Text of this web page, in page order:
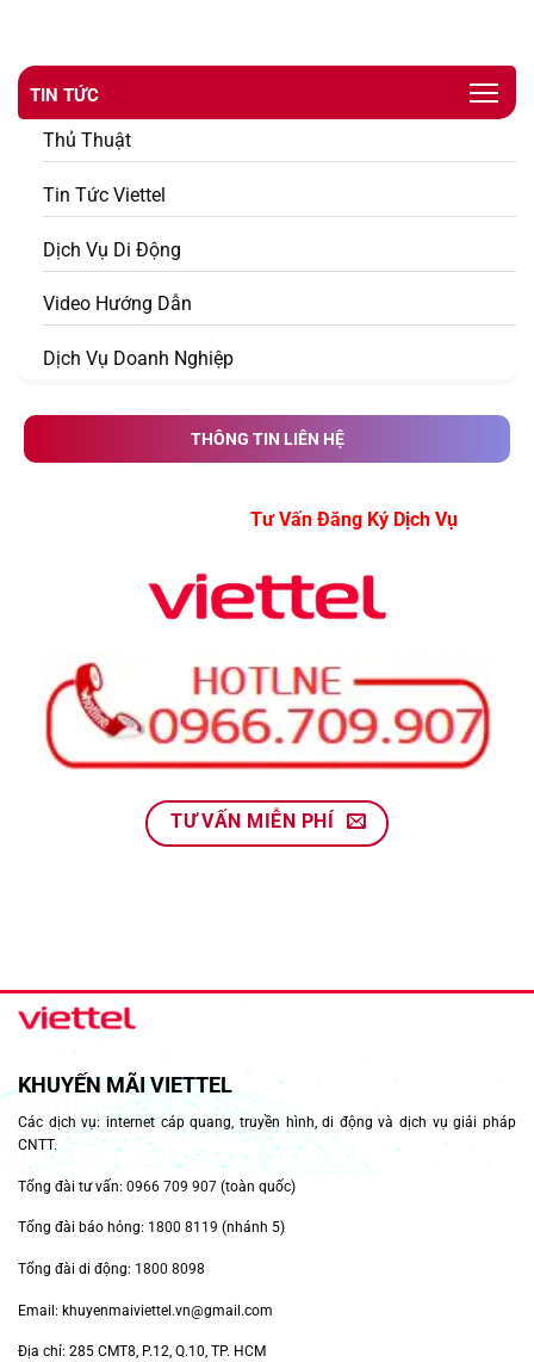
TIN TỨC
Thủ Thuật
Tin Tức Viettel
Dịch Vụ Di Động
Video Hướng Dẫn
Dịch Vụ Doanh Nghiệp
THÔNG TIN LIÊN HỆ
Tư Vấn Đăng Ký Dịch Vụ
TƯ VẤN MIỄN PHÍ
KHUYẾN MÃI VIETTEL
Các dịch vụ: internet cáp quang, truyền hình, di động và dịch vụ giải pháp
CNTT.
Tổng đài tư vấn: 0966 709 907 (toàn quốc)
Tổng đài báo hỏng: 1800 8119 (nhánh 5)
Tổng đài di động: 1800 8098
Email: khuyenmaiviettel.vn@gmail.com
Địa chỉ: 285 CMT8, P.12, Q.10, TP. HCM